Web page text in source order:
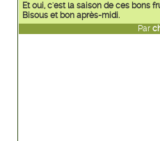
Et oui, c'est la saison de ces bons
Bisous et bon après-midi.
Par